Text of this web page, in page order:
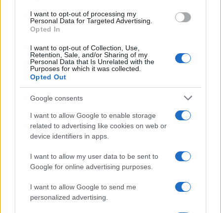
consent section.
I want to opt-out of processing my
Personal Data for Targeted Advertising.
Opted In
I want to opt-out of Collection, Use,
Retention, Sale, and/or Sharing of my
Personal Data that Is Unrelated with the
Purposes for which it was collected.
Opted Out
Google consents
I want to allow Google to enable storage
related to advertising like cookies on web or
device identifiers in apps.
I want to allow my user data to be sent to
Google for online advertising purposes.
I want to allow Google to send me
personalized advertising.